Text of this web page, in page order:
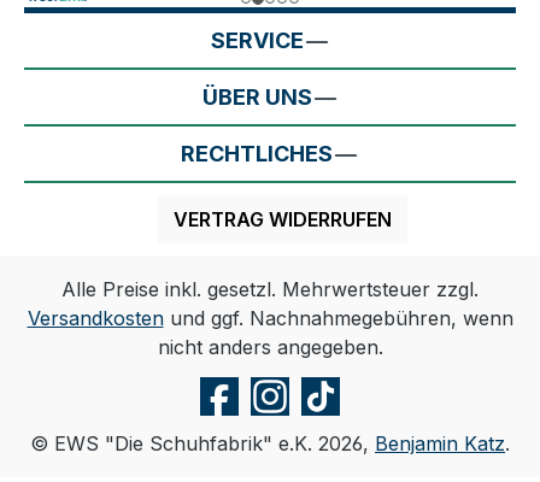
SERVICE
ÜBER UNS
RECHTLICHES
VERTRAG WIDERRUFEN
Alle Preise inkl. gesetzl. Mehrwertsteuer zzgl.
Versandkostenund ggf. Nachnahmegebühren, wenn
nicht anders angegeben.
© EWS "Die Schuhfabrik" e.K. 2026, Benjamin Katz.